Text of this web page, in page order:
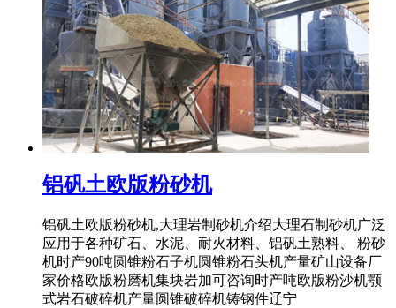
铝矾土欧版粉砂机
铝矾土欧版粉砂机,大理岩制砂机介绍大理石制砂机广泛
应用于各种矿石、水泥、耐火材料、铝矾土熟料、 粉砂
机时产90吨圆锥粉石子机圆锥粉石头机产量矿山设备厂
家价格欧版粉磨机集块岩加可咨询时产吨欧版粉沙机颚
式岩石破碎机产量圆锥破碎机铸钢件辽宁